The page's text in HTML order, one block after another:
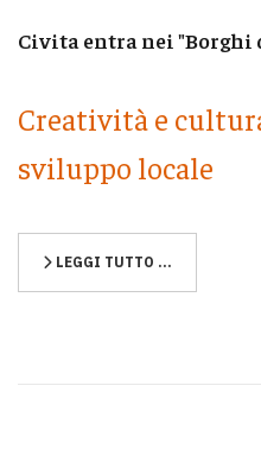
Civita entra nei "Borghi
Creatività e
sviluppo locale
LEGGI TUTTO …